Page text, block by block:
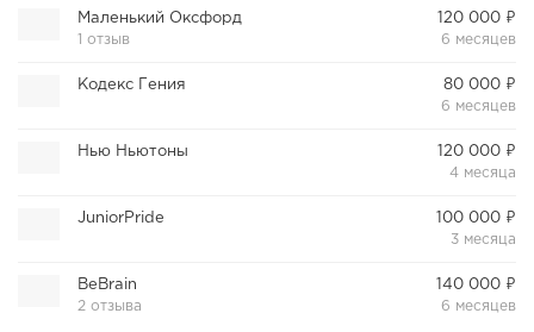
Маленький Оксфорд
1 отзыв
120 000 ₽
6 месяцев
Кодекс Гения
80 000 ₽
6 месяцев
Нью Ньютоны
120 000 ₽
4 месяца
JuniorPride
100 000 ₽
3 месяца
BeBrain
2 отзыва
140 000 ₽
6 месяцев